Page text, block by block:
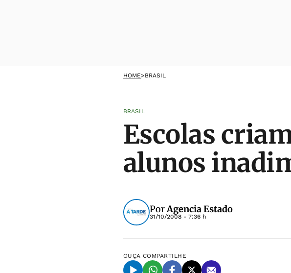
HOME>BRASIL
BRASIL
Escolas
alunos
PorAgencia Estado
31/10/2008 - 7:36 h
OUÇA COMPARTILHE